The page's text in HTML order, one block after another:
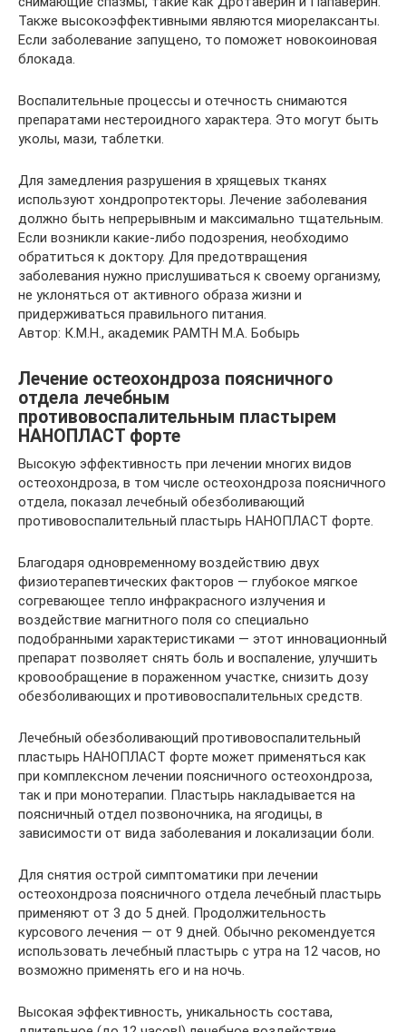
Также высокоэффективными являются миорелаксанты.
Если заболевание запущено, то поможет новокоиновая
блокада.
Воспалительные процессы и отечность снимаются
препаратами нестероидного характера. Это могут быть
уколы, мази, таблетки.
Для замедления разрушения в хрящевых тканях
используют хондропротекторы. Лечение заболевания
должно быть непрерывным и максимально тщательным.
Если возникли какие-либо подозрения, необходимо
обратиться к доктору. Для предотвращения
заболевания нужно прислушиваться к своему организму,
не уклоняться от активного образа жизни и
придерживаться правильного питания.
Автор: К.М.Н., академик РАМТН М.А. Бобырь
Лечение остеохондроза поясничного
отдела лечебным
противовоспалительным пластырем
НАНОПЛАСТ форте
Высокую эффективность при лечении многих видов
остеохондроза, в том числе остеохондроза поясничного
отдела, показал лечебный обезболивающий
противовоспалительный пластырь НАНОПЛАСТ форте.
Благодаря одновременному воздействию двух
физиотерапевтических факторов — глубокое мягкое
согревающее тепло инфракрасного излучения и
воздействие магнитного поля со специально
подобранными характеристиками — этот инновационный
препарат позволяет снять боль и воспаление, улучшить
кровообращение в пораженном участке, снизить дозу
обезболивающих и противовоспалительных средств.
Лечебный обезболивающий противовоспалительный
пластырь НАНОПЛАСТ форте может применяться как
при комплексном лечении поясничного остеохондроза,
так и при монотерапии. Пластырь накладывается на
поясничный отдел позвоночника, на ягодицы, в
зависимости от вида заболевания и локализации боли.
Для снятия острой симптоматики при лечении
остеохондроза поясничного отдела лечебный пластырь
применяют от 3 до 5 дней. Продолжительность
курсового лечения — от 9 дней. Обычно рекомендуется
использовать лечебный пластырь с утра на 12 часов, но
возможно применять его и на ночь.
Высокая эффективность, уникальность состава,